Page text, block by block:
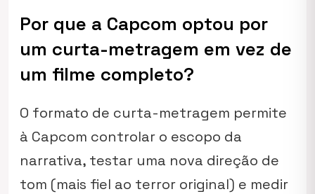
Por que a Capcom optou por
um curta-metragem em vez de
um filme completo?
O formato de curta-metragem permite
à Capcom controlar o escopo da
narrativa, testar uma nova direção de
tom (mais fiel ao terror original) e medir